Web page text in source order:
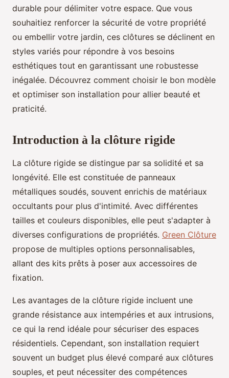
durable pour délimiter votre espace. Que vous
souhaitiez renforcer la sécurité de votre propriété
ou embellir votre jardin, ces clôtures se déclinent en
styles variés pour répondre à vos besoins
esthétiques tout en garantissant une robustesse
inégalée. Découvrez comment choisir le bon modèle
et optimiser son installation pour allier beauté et
praticité.
Introduction à la clôture rigide
La clôture rigide se distingue par sa solidité et sa
longévité. Elle est constituée de panneaux
métalliques soudés, souvent enrichis de matériaux
occultants pour plus d'intimité. Avec différentes
tailles et couleurs disponibles, elle peut s'adapter à
diverses configurations de propriétés. Green Clôture
propose de multiples options personnalisables,
allant des kits prêts à poser aux accessoires de
fixation.
Les avantages de la clôture rigide incluent une
grande résistance aux intempéries et aux intrusions,
ce qui la rend idéale pour sécuriser des espaces
résidentiels. Cependant, son installation requiert
souvent un budget plus élevé comparé aux clôtures
souples, et peut nécessiter des compétences